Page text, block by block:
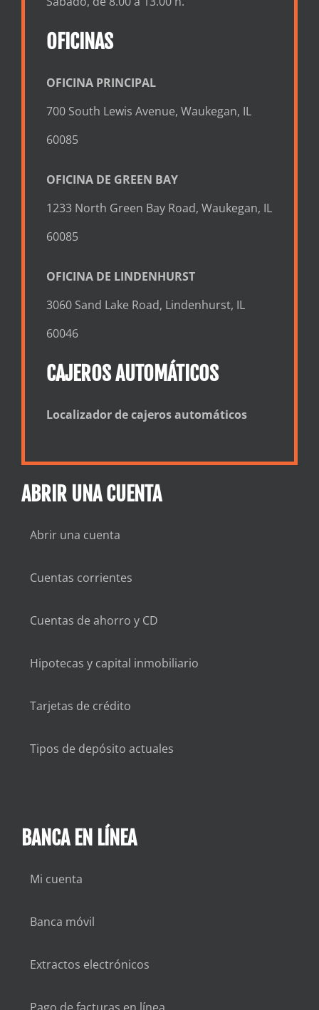
OFICINAS
OFICINA PRINCIPAL
700 South Lewis Avenue, Waukegan, IL
60085
OFICINA DE GREEN BAY
1233 North Green Bay Road, Waukegan, IL
60085
OFICINA DE LINDENHURST
3060 Sand Lake Road, Lindenhurst, IL
60046
CAJEROS AUTOMÁTICOS
Localizador de cajeros automáticos
ABRIR UNA CUENTA
Abrir una cuenta
Cuentas corrientes
Cuentas de ahorro y CD
Hipotecas y capital inmobiliario
Tarjetas de crédito
Tipos de depósito actuales
BANCA EN LÍNEA
Mi cuenta
Banca móvil
Extractos electrónicos